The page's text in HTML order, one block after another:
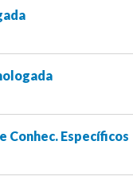
Conhec. Específicos